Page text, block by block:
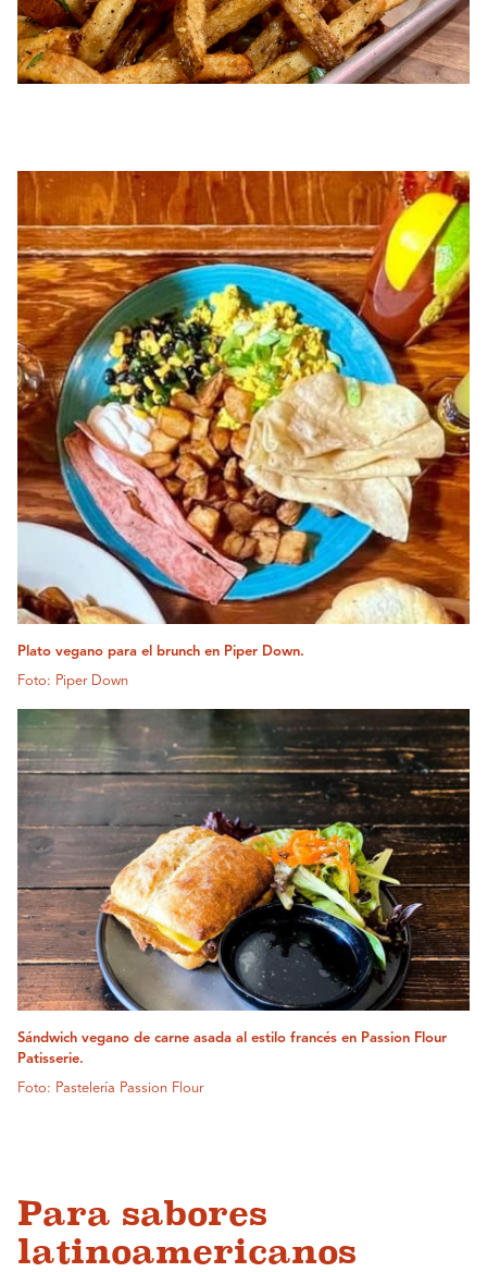
Plato vegano para el brunch en Piper Down.
Foto: Piper Down
Sándwich vegano de carne asada al estilo francés en Passion Flour
Patisserie.
Foto: Pastelería Passion Flour
Para sabores
latinoamericanos